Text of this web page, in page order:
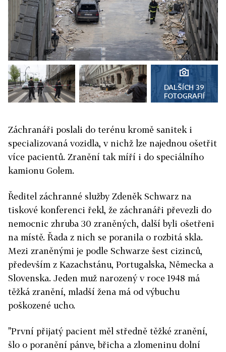
DALŠÍCH 39
FOTOGRAFIÍ
Záchranáři poslali do terénu kromě sanitek i
specializovaná vozidla, v nichž lze najednou ošetřit
více pacientů. Zranění tak míří i do speciálního
kamionu Golem.
Ředitel záchranné služby Zdeněk Schwarz na
tiskové konferenci řekl, že záchranáři převezli do
nemocnic zhruba 30 zraněných, další byli ošetřeni
na místě. Řada z nich se poranila o rozbitá skla.
Mezi zraněnými je podle Schwarze šest cizinců,
především z Kazachstánu, Portugalska, Německa a
Slovenska. Jeden muž narozený v roce 1948 má
těžká zranění, mladší žena má od výbuchu
poškozené ucho.
"První přijatý pacient měl středně těžké zranění,
šlo o poranění pánve, břicha a zlomeninu dolní